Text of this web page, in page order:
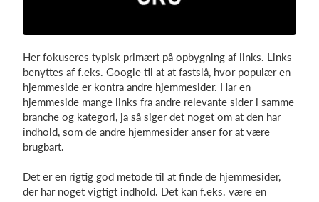
Her fokuseres typisk primært på opbygning af links. Links
benyttes af f.eks. Google til at at fastslå, hvor populær en
hjemmeside er kontra andre hjemmesider. Har en
hjemmeside mange links fra andre relevante sider i samme
branche og kategori, ja så siger det noget om at den har
indhold, som de andre hjemmesider anser for at være
brugbart.
Det er en rigtig god metode til at finde de hjemmesider,
der har noget vigtigt indhold. Det kan f.eks. være en